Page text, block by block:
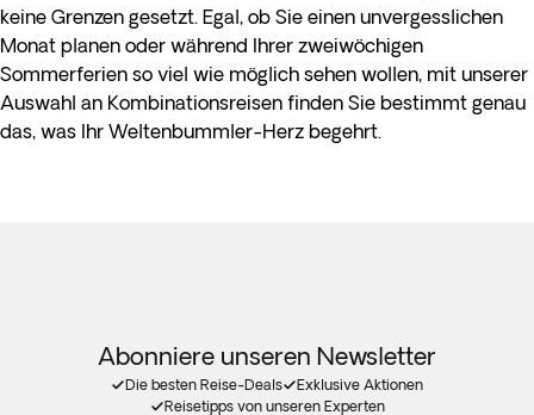
keine Grenzen gesetzt. Egal, ob Sie einen unvergesslichen
Monat planen oder während Ihrer zweiwöchigen
Sommerferien so viel wie möglich sehen wollen, mit unserer
Auswahl an Kombinationsreisen finden Sie bestimmt genau
das, was Ihr Weltenbummler-Herz begehrt.
Abonniere unseren Newsletter
Die besten Reise-Deals
Exklusive Aktionen
Reisetipps von unseren Experten